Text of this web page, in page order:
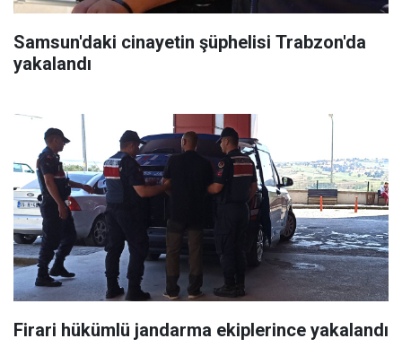
Samsun'daki cinayetin şüphelisi Trabzon'da
yakalandı
Firari hükümlü jandarma ekiplerince yakalandı